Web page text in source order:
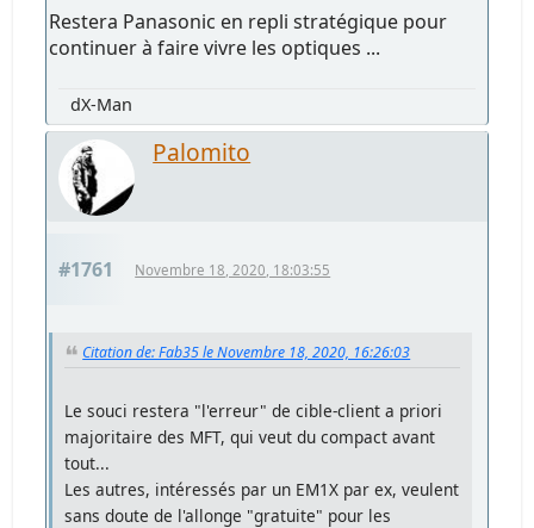
Restera Panasonic en repli stratégique pour
continuer à faire vivre les optiques ...
dX-Man
Palomito
#1761 Novembre 18, 2020, 18:03:55
Citation de: Fab35 le Novembre 18, 2020, 16:26:03
Le souci restera "l'erreur" de cible-client a priori
majoritaire des MFT, qui veut du compact avant
tout...
Les autres, intéressés par un EM1X par ex, veulent
sans doute de l'allonge "gratuite" pour les